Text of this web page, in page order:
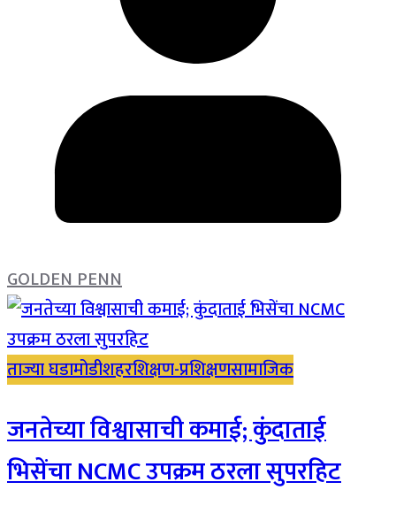
GOLDEN PENN
ताज्या घडामोडीशहरशिक्षण-प्रशिक्षणसामाजिक
जनतेच्या विश्वासाची कमाई; कुंदाताई
भिसेंचा NCMC उपक्रम ठरला सुपरहिट